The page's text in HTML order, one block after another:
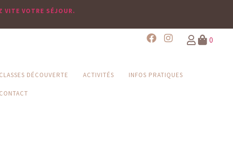
VITE VOTRE SÉJOUR.
0
CLASSES DÉCOUVERTE ACTIVITÉS INFOS PRATIQUES
CONTACT